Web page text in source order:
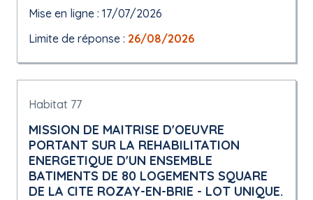
Mise en ligne : 17/07/2026
Limite de réponse : 26/08/2026
Habitat 77
MISSION DE MAITRISE D'OEUVRE
PORTANT SUR LA REHABILITATION
ENERGETIQUE D'UN ENSEMBLE
BATIMENTS DE 80 LOGEMENTS SQUARE
DE LA CITE ROZAY-EN-BRIE - LOT UNIQUE.